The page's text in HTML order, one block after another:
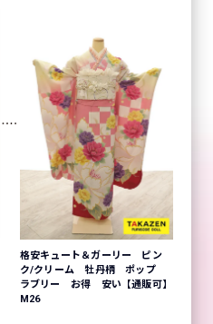
格安キュート＆ガーリー ピン
ク/クリーム 牡丹柄 ポップ
ラブリー お得 安い【通販可】
M26